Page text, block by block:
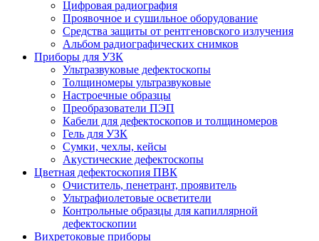
Цифровая радиография
Проявочное и сушильное оборудование
Средства защиты от рентгеновского излучения
Альбом радиографических снимков
Приборы для УЗК
Ультразвуковые дефектоскопы
Толщиномеры ультразвуковые
Настроечные образцы
Преобразователи ПЭП
Кабели для дефектоскопов и толщиномеров
Гель для УЗК
Сумки, чехлы, кейсы
Акустические дефектоскопы
Цветная дефектоскопия ПВК
Очиститель, пенетрант, проявитель
Ультрафиолетовые осветители
Контрольные образцы для капиллярной
дефектоскопии
Вихретоковые приборы